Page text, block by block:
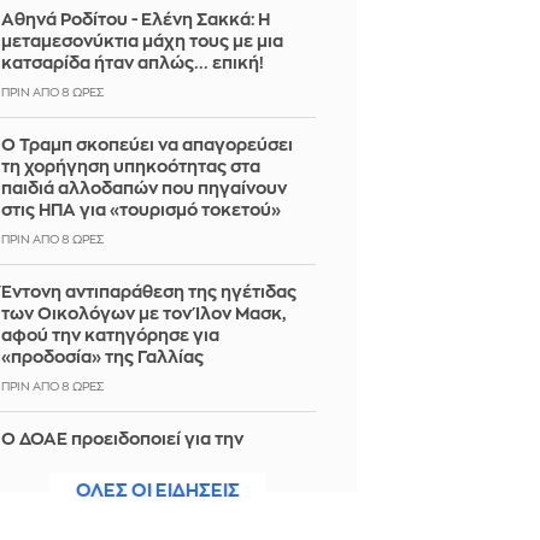
Αθηνά Ροδίτου - Ελένη Σακκά: Η
μεταμεσονύκτια μάχη τους με μια
κατσαρίδα ήταν απλώς... επική!
ΠΡΙΝ ΑΠΌ 8 ΏΡΕΣ
Ο Τραμπ σκοπεύει να απαγορεύσει
τη χορήγηση υπηκοότητας στα
παιδιά αλλοδαπών που πηγαίνουν
στις ΗΠΑ για «τουρισμό τοκετού»
ΠΡΙΝ ΑΠΌ 8 ΏΡΕΣ
Έντονη αντιπαράθεση της ηγέτιδας
των Οικολόγων με τον Ίλον Μασκ,
αφού την κατηγόρησε για
«προδοσία» της Γαλλίας
ΠΡΙΝ ΑΠΌ 8 ΏΡΕΣ
Ο ΔΟΑΕ προειδοποιεί για την
παραγωγής ηλεκτρικού ρεύματος
ΟΛΕΣ ΟΙ ΕΙΔΗΣΕΙΣ